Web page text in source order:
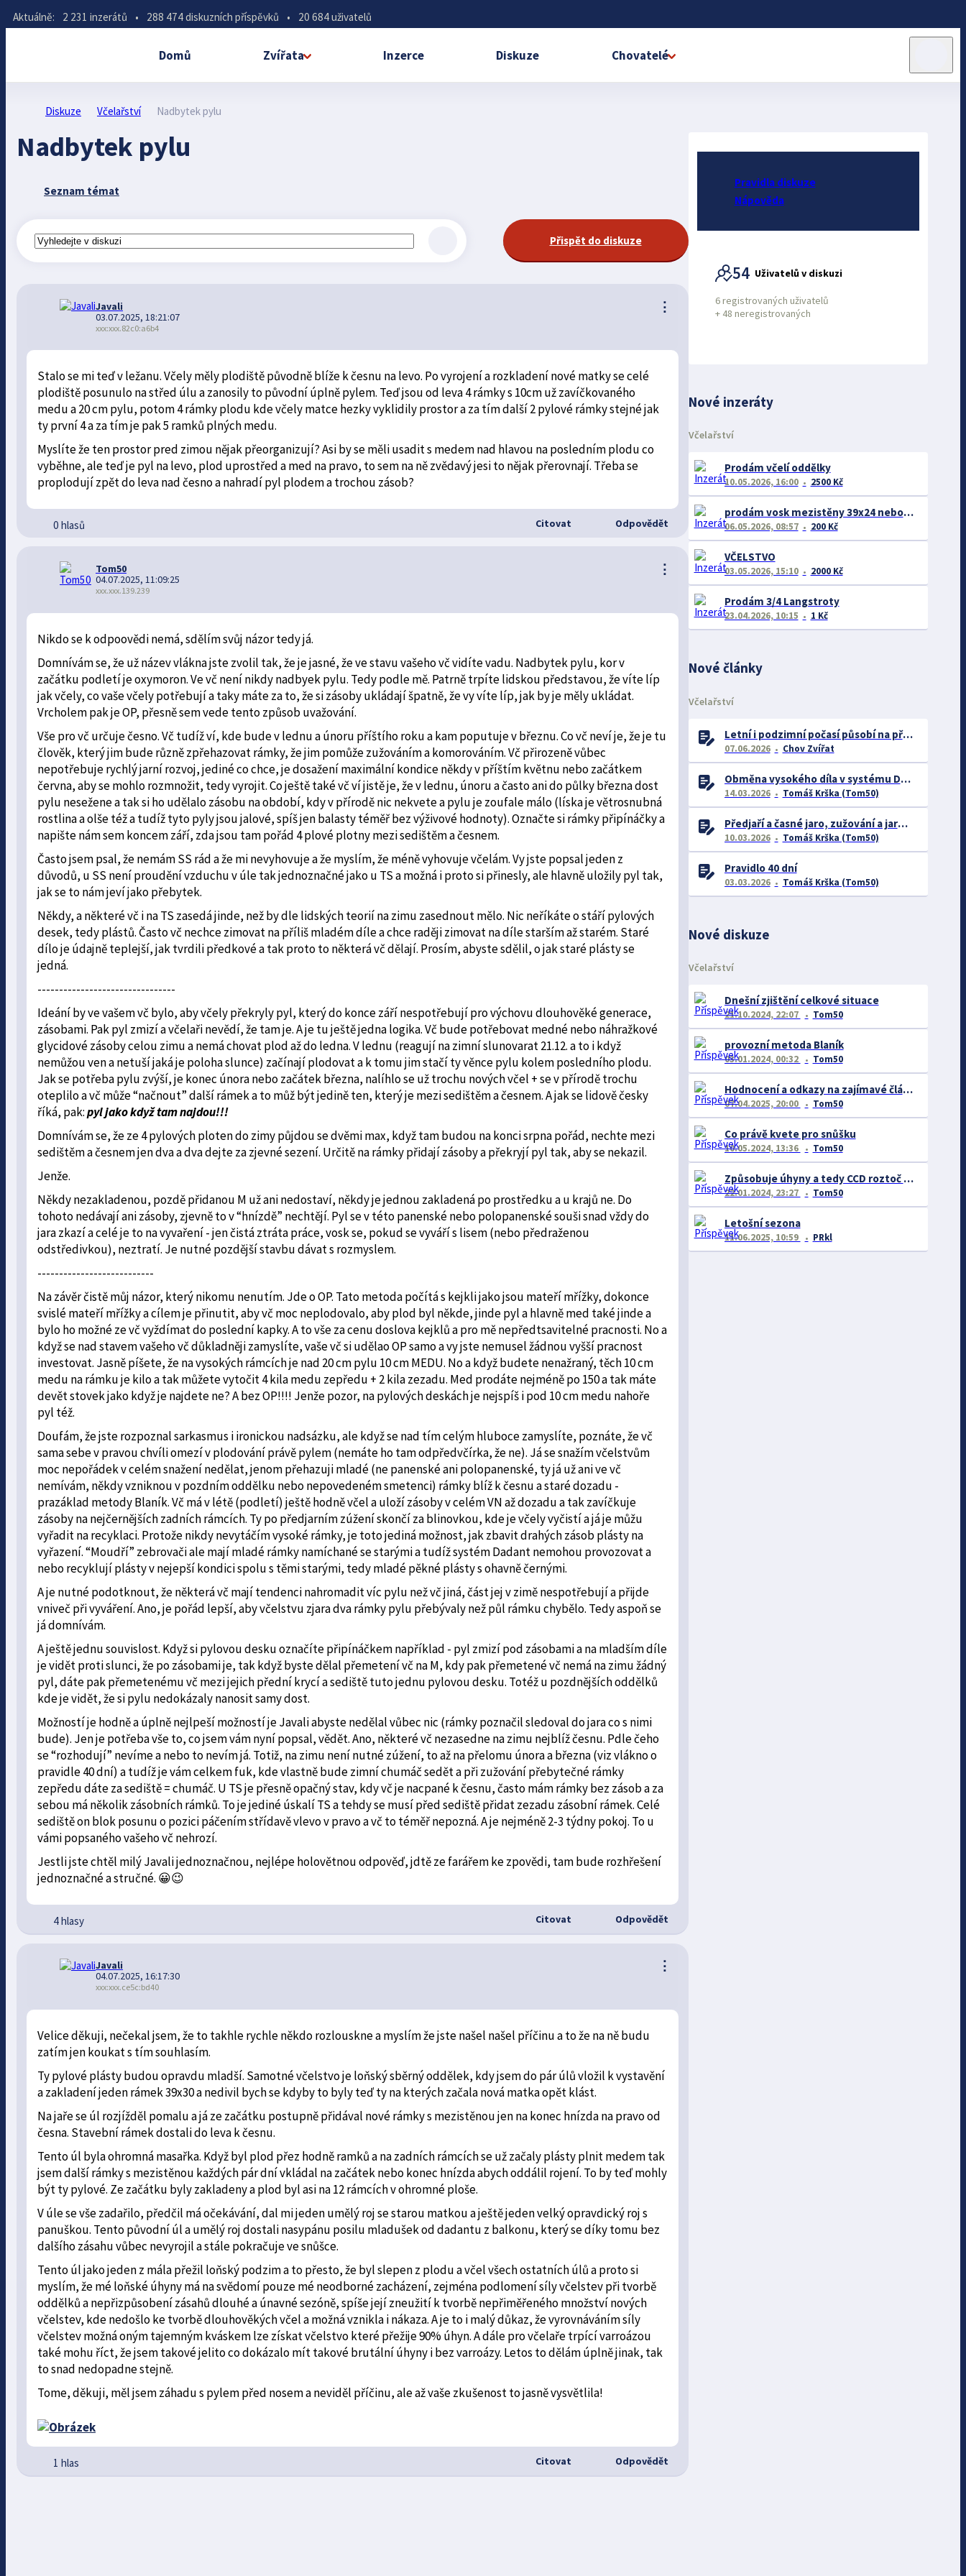
Aktuálně: 2 231 inzerátů • 288 474 diskuzních příspěvků • 20 684 uživatelů
Domů Zvířata Inzerce Diskuze Chovatelé
Diskuze Včelařství Nadbytek pylu
Nadbytek pylu
Seznam témat
Přispět do diskuze
⋮
Javali
03.07.2025, 18:21:07
xxx:xxx.82c0:a6b4
Stalo se mi teď v ležanu. Včely měly plodiště původně blíže k česnu na levo. Po vyrojení a rozkladení nové matky se celé
plodiště posunulo na střed úlu a zanosily to původní úplně pylem. Teď jsou od leva 4 rámky s 10cm už zavíčkovaného
medu a 20 cm pylu, potom 4 rámky plodu kde včely matce hezky vyklidily prostor a za tím další 2 pylové rámky stejné jak
ty první 4 a za tím je pak 5 ramků plných medu.
Myslíte že ten prostor pred zimou nějak přeorganizují? Asi by se měli usadit s medem nad hlavou na posledním plodu co
vyběhne, ale teď je pyl na levo, plod uprostřed a med na pravo, to sem na ně zvědavý jesi to nějak přerovnají. Třeba se
proplodují zpět do leva nad česno a nahradí pyl plodem a trochou zásob?
0 hlasů Citovat Odpovědět
⋮
Tom50
04.07.2025, 11:09:25
xxx.xxx.139.239
Nikdo se k odpoovědi nemá, sdělím svůj názor tedy já.
Domnívám se, že už název vlákna jste zvolil tak, že je jasné, že ve stavu vašeho vč vidíte vadu. Nadbytek pylu, kor v
začátku podletí je oxymoron. Ve vč není nikdy nadbyek pylu. Tedy podle mě. Patrně trpíte lidskou představou, že víte líp
jak včely, co vaše včely potřebují a taky máte za to, že si zásoby ukládají špatně, že vy víte líp, jak by je měly ukládat.
Vrcholem pak je OP, přesně sem vede tento způsob uvažování.
Vše pro vč určuje česno. Vč tudíž ví, kde bude v lednu a únoru příštího roku a kam poputuje v březnu. Co vč neví je, že je tu
člověk, který jim bude různě zpřehazovat rámky, že jim pomůže zužováním a komorováním. Vč přirozeně vůbec
nepotřebuje rychlý jarní rozvoj, jediné co chce, je dosažení maximální kondice někdy v příštím květnu nebo začátkem
června, aby se mohlo rozmnožit, tedy vyrojit. Co ještě také vč ví jistě je, že v lednu, únoru a často ani do půlky března dost
pylu nesežene a tak si ho udělalo zásobu na období, kdy v přírodě nic nekvete a pylu je zoufale málo (líska je větrosnubná
rostlina a olše též a tudíž tyto pyly jsou jalové, spíš jen balasty téměř bez výživové hodnoty). Označte si rámky připínáčky a
napište nám sem koncem září, zda jsou tam pořád 4 plové plotny mezi sedištěm a česnem.
Často jsem psal, že nemám SS rád a že mi nevyhovuje a že myslím, že méně vyhovuje včelám. Vy jste popsal jeden z
důvodů, u SS není proudění vzduchu v úle tak jednoznačné jako u TS a možná i proto si přinesly, ale hlavně uložily pyl tak,
jak se to nám jeví jako přebytek.
Někdy, a některé vč i na TS zasedá jinde, než by dle lidských teorií na zimu zasednout mělo. Nic neříkáte o stáří pylových
desek, tedy plástů. Často vč nechce zimovat na příliš mladém díle a chce raději zimovat na díle starším až starém. Staré
dílo je údajně teplejší, jak tvrdili předkové a tak proto to některá vč dělají. Prosím, abyste sdělil, o jak staré plásty se
jedná.
--------------------------------
Ideání by ve vašem vč bylo, aby včely překryly pyl, který do konce září nespotřebují pro výchovu dlouhověké generace,
zásobami. Pak pyl zmizí a včelaři nevědí, že tam je. A je tu ještě jedna logika. Vč bude potřebovat medné nebo náhražkové
glycidové zásoby celou zimu a nemá chovat plod až do ledna. V lednu (reagují na zimní slunovarat 21.12. a to i když
nemůžou ven a netuší jaká je poloha slunce) začínají plodovat a k tomu jim stačí ty věnce pylu kolem posledního plodu.
Jak se potřeba pylu zvýší, je konec února nebo začátek března, nalíhlo se už trochu nových včel + se v přírodě trochu
oteplilo a vč může “načnout” další rámek a to můž být jedině ten, který je mezi sedištěm a česnem. A jak se lidově česky
říká, pak:pyl jako když tam najdou!!!
Domnívám se, že ze 4 pylových ploten do zimy půjdou se dvěmi max, když tam budou na konci srpna pořád, nechte mezi
sedištěm a česnem jen dva a dva dejte za zjevné sezení. Určitě na rámky přidají zásoby a překryjí pyl tak, aby se nekazil.
Jenže.
Někdy nezakladenou, pozdě přidanou M už ani nedostaví, někdy je jednou zakladená po prostředku a u krajů ne. Do
tohoto nedávají ani zásoby, zjevně to v “hnízdě” nechtějí. Pyl se v této panenské nebo polopanenské souši snad vždy do
jara zkazí a celé je to na vyvaření - jen čistá ztráta práce, vosk se, pokud se vyváří s lisem (nebo předraženou
odstředivkou), neztratí. Je nutné pozdější stavbu dávat s rozmyslem.
---------------------------
Na závěr čistě můj názor, který nikomu nenutím. Jde o OP. Tato metoda počítá s kejkli jako jsou mateří mřížky, dokonce
svislé mateří mřížky a cílem je přinutit, aby vč moc neplodovalo, aby plod byl někde, jinde pyl a hlavně med také jinde a
bylo ho možné ze vč vyždímat do poslední kapky. A to vše za cenu doslova kejklů a pro mě nepředtsavitelné pracnosti. No a
když se nad stavem vašeho vč důkladněji zamyslíte, vaše vč si udělao OP samo a vy jste nemusel žádnou vyšší pracnost
investovat. Jasně píšete, že na vysokých rámcích je nad 20 cm pylu 10 cm MEDU. No a když budete nenažraný, těch 10 cm
medu na rámku je kilo a tak můžete vytočit 4 kila medu zepředu + 2 kila zezadu. Med prodáte nejméně po 150 a tak máte
devět stovek jako když je najdete ne? A bez OP!!!! Jenže pozor, na pylových deskách je nejspíš i pod 10 cm medu nahoře
pyl též.
Doufám, že jste rozpoznal sarkasmus i ironickou nadsázku, ale když se nad tím celým hluboce zamyslíte, poznáte, že vč
sama sebe v pravou chvíli omezí v plodování právě pylem (nemáte ho tam odpředvčírka, že ne). Já se snažím včelstvům
moc nepořádek v celém snažení nedělat, jenom přehazuji mladé (ne panenské ani polopanenské, ty já už ani ve vč
nemívám, někdy vzniknou v pozdním oddělku nebo nepovedeném smetenci) rámky blíž k česnu a staré dozadu -
prazáklad metody Blaník. Vč má v létě (podletí) ještě hodně včel a uloží zásoby v celém VN až dozadu a tak zavíčkuje
zásoby na nejčernějších zadních rámcích. Ty po předjarním zúžení skončí za blinovkou, kde je včely vyčistí a já je můžu
vyřadit na recyklaci. Protože nikdy nevytáčím vysoké rámky, je toto jediná možnost, jak zbavit drahých zásob plásty na
vyřazení. “Moudří” zebrovači ale mají mladé rámky namíchané se starými a tudíž systém Dadant nemohou provozovat a
nebo recyklují plásty v nejepší kondici spolu s těmi starými, tedy mladé pěkné plásty s ohavně černými.
A je nutné podotknout, že některá vč mají tendenci nahromadit víc pylu než vč jiná, část jej v zimě nespotřebují a přijde
vniveč při vyváření. Ano, je pořád lepší, aby včelstvu zjara dva rámky pylu přebývaly než půl rámku chybělo. Tedy aspoň se
já domnívám.
A ještě jednu souvislost. Když si pylovou desku označíte připínáčkem například - pyl zmizí pod zásobami a na mladším díle
je vidět proti slunci, že po zásobami je, tak když byste dělal přemetení vč na M, kdy pak přemetené vč nemá na zimu žádný
pyl, dáte pak přemetenému vč mezi jejich přední krycí a sediště tuto jednu pylovou desku. Totéž u pozdnějších oddělků
kde je vidět, že si pylu nedokázaly nanosit samy dost.
Možností je hodně a úplně nejlpeší možností je Javali abyste nedělal vůbec nic (rámky poznačil sledoval do jara co s nimi
bude). Jen je potřeba vše to, co jsem vám nyní popsal, vědět. Ano, některé vč nezasedne na zimu nejblíž česnu. Pdle čeho
se “rozhodují” nevíme a nebo to nevím já. Totiž, na zimu není nutné zúžení, to až na přelomu února a března (viz vlákno o
pravidle 40 dní) a tudíž je vám celkem fuk, kde vlastně bude zimní chumáč sedět a při zužování přebytečné rámky
zepředu dáte za sediště = chumáč. U TS je přesně opačný stav, kdy vč je nacpané k česnu, často mám rámky bez zásob a za
sebou má několik zásobních rámků. To je jediné úskalí TS a tehdy se musí před sediště přidat zezadu zásobní rámek. Celé
sediště on blok posunu o pozici páčením střídavě vlevo v pravo a vč to téměř nepozná. A je nejméně 2-3 týdny pokoj. To u
vámi popsaného vašeho vč nehrozí.
Jestli jste chtěl milý Javali jednoznačnou, nejlépe holovětnou odpověď, jdtě ze farářem ke zpovědi, tam bude rozhřešení
jednoznačné a stručné. 😀😉
4 hlasy Citovat Odpovědět
⋮
Javali
04.07.2025, 16:17:30
xxx:xxx.ce5c:bd40
Velice děkuji, nečekal jsem, že to takhle rychle někdo rozlouskne a myslím že jste našel našel příčinu a to že na ně budu
zatím jen koukat s tím souhlasím.
Ty pylové plásty budou opravdu mladší. Samotné včelstvo je loňský sběrný oddělek, kdy jsem do pár úlů vložil k vystavění
a zakladení jeden rámek 39x30 a nedivil bych se kdyby to byly teď ty na kterých začala nová matka opět klást.
Na jaře se úl rozjížděl pomalu a já ze začátku postupně přidával nové rámky s mezistěnou jen na konec hnízda na pravo od
česna. Stavební rámek dostali do leva k česnu.
Tento úl byla ohromná masařka. Když byl plod přez hodně ramků a na zadních rámcích se už začaly plásty plnit medem tak
jsem další rámky s mezistěnou každých pár dní vkládal na začátek nebo konec hnízda abych oddálil rojení. To by teď mohly
být ty pylové. Ze začátku byly zakladeny a plod byl asi na 12 rámcích v ohromné ploše.
V úle se vše zadařilo, předčil má očekávání, dal mi jeden umělý roj se starou matkou a ještě jeden velký opravdický roj s
panuškou. Tento původní úl a umělý roj dostali nasypánu posilu mladušek od dadantu z balkonu, který se díky tomu bez
dalšího zásahu vůbec nevyrojil a stále pokračuje ve snůšce.
Tento úl jako jeden z mála přežil loňský podzim a to přesto, že byl slepen z plodu a včel všech ostatních úlů a proto si
myslím, že mé loňské úhyny má na svědomí pouze mé neodborné zacházení, zejména podlomení síly včelstev při tvorbě
oddělků a nepřizpůsobení zásahů dlouhé a únavné sezóně, spíše její zneužití k tvorbě nepřiměřeného množství nových
včelstev, kde nedošlo ke tvorbě dlouhověkých včel a možná vznikla i nákaza. A je to i malý důkaz, že vyrovnáváním síly
včelstev možná oným tajemným kváskem lze získat včelstvo které přežije 90% úhyn. A dále pro včelaře trpící varroázou
také mohu říct, že jsem takové jelito co dokázalo mít takové brutální úhyny i bez varroázy. Letos to dělám úplně jinak, tak
to snad nedopadne stejně.
Tome, děkuji, měl jsem záhadu s pylem před nosem a neviděl příčinu, ale až vaše zkušenost to jasně vysvětlila!
1 hlas Citovat Odpovědět
Pravidla diskuze
Nápověda
54 Uživatelů v diskuzi
6 registrovaných uživatelů
+ 48 neregistrovaných
Nové inzeráty
Včelařství
Prodám včelí oddělky
10.05.2026, 16:00 2500 Kč
prodám vosk mezistěny 39x24 nebo 39x27,5 propolis
06.05.2026, 08:57 200 Kč
VČELSTVO
03.05.2026, 15:10 2000 Kč
Prodám 3/4 Langstroty
23.04.2026, 10:15 1 Kč
Nové články
Včelařství
Letní i podzimní počasí působí na přežitelnost včelstev
07.06.2026 Chov Zvířat
Obměna vysokého díla v systému Dadant
14.03.2026 Tomáš Krška (Tom50)
Předjaří a časné jaro, zužování a jarní rozvoj včelstev
10.03.2026 Tomáš Krška (Tom50)
Pravidlo 40 dní
03.03.2026 Tomáš Krška (Tom50)
Nové diskuze
Včelařství
Dnešní zjištění celkové situace
21.10.2024, 22:07 Tom50
provozní metoda Blaník
03.01.2024, 00:32 Tom50
Hodnocení a odkazy na zajímavé články tohoto fora
07.04.2025, 20:00 Tom50
Co právě kvete pro snůšku
10.05.2024, 13:36 Tom50
Způsobuje úhyny a tedy CCD roztoč VD?
22.01.2024, 23:27 Tom50
Letošní sezona
11.06.2025, 10:59 PRkl